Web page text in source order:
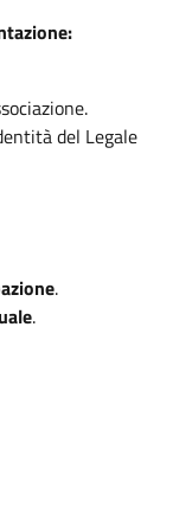
del Legale
.
.